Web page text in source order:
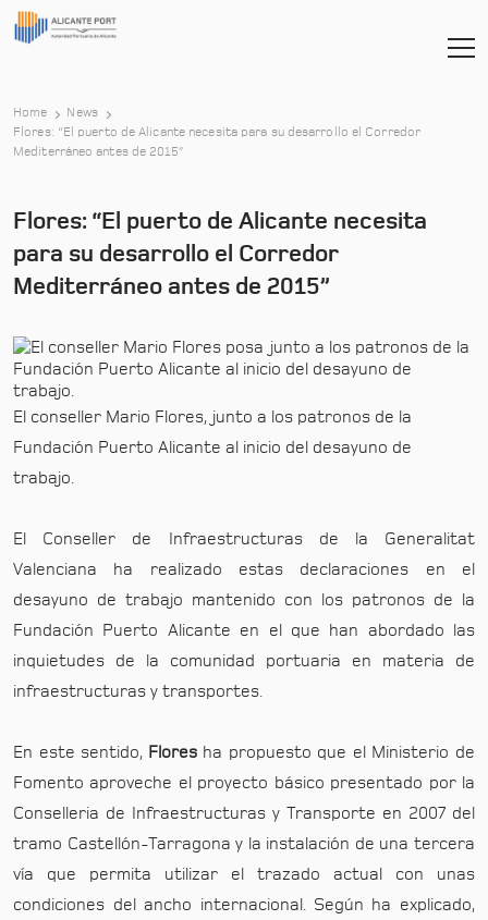
Home
News
Flores: “El puerto de Alicante necesita para su desarrollo el Corredor
Mediterráneo antes de 2015”
Flores: “El puerto de Alicante necesita
para su desarrollo el Corredor
Mediterráneo antes de 2015”
El conseller Mario Flores, junto a los patronos de la
Fundación Puerto Alicante al inicio del desayuno de
trabajo.
El Conseller de Infraestructuras de la Generalitat
Valenciana ha realizado estas declaraciones en el
desayuno de trabajo mantenido con los patronos de la
Fundación Puerto Alicante en el que han abordado las
inquietudes de la comunidad portuaria en materia de
infraestructuras y transportes.
En este sentido, Floresha propuesto que el Ministerio de
Fomento aproveche el proyecto básico presentado por la
Conselleria de Infraestructuras y Transporte en 2007 del
tramo Castellón-Tarragona y la instalación de una tercera
vía que permita utilizar el trazado actual con unas
condiciones del ancho internacional. Según ha explicado,